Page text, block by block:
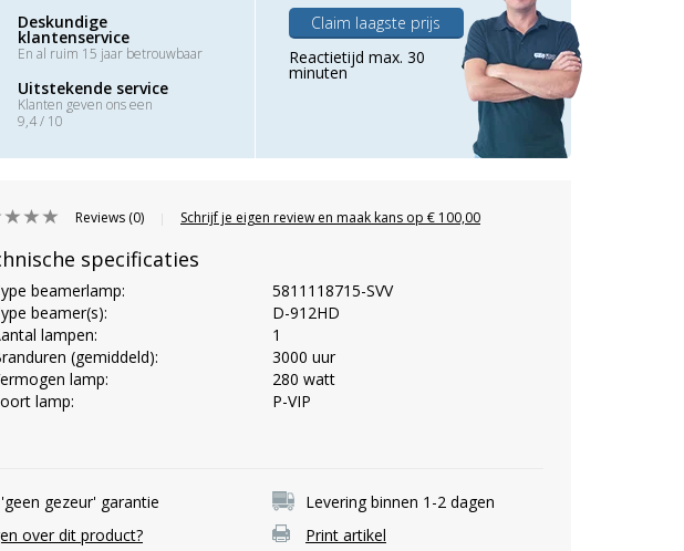
Deskundige
klantenservice
En al ruim 15 jaar betrouwbaar
Uitstekende service
Klanten geven ons een
9,4 / 10
Claim laagste prijs
Reactietijd max. 30
minuten
Reviews (0) Schrijf je eigen review en maak kans op € 100,00
specificaties
beamerlamp:
5811118715-SVV
beamer(s):
D-912HD
lampen:
1
(gemiddeld):
3000 uur
lamp:
280 watt
lamp:
P-VIP
gezeur' garantie
Levering binnen 1-2 dagen
over dit product?
Print artikel